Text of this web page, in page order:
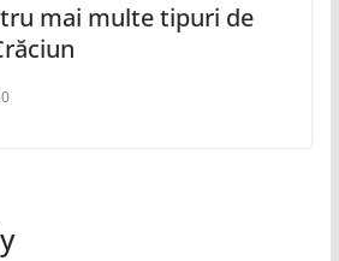
mai multe tipuri de